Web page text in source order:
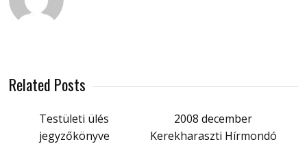
Related Posts
Testületi ülés
jegyzőkönyve
2008 december
Kerekharaszti Hírmondó